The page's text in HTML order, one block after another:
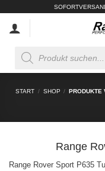
springen
search
START / SHOP / PRODUKTE
Range
Range Rover Sport P635